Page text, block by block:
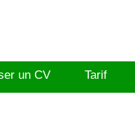
un CV Tarif